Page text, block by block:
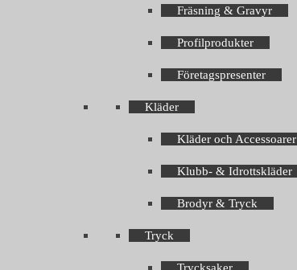
Fräsning & Gravyr
Profilprodukter
Företagspresenter
Kläder
Kläder och Accessoarer
Klubb- & Idrottskläder
Brodyr & Tryck
Tryck